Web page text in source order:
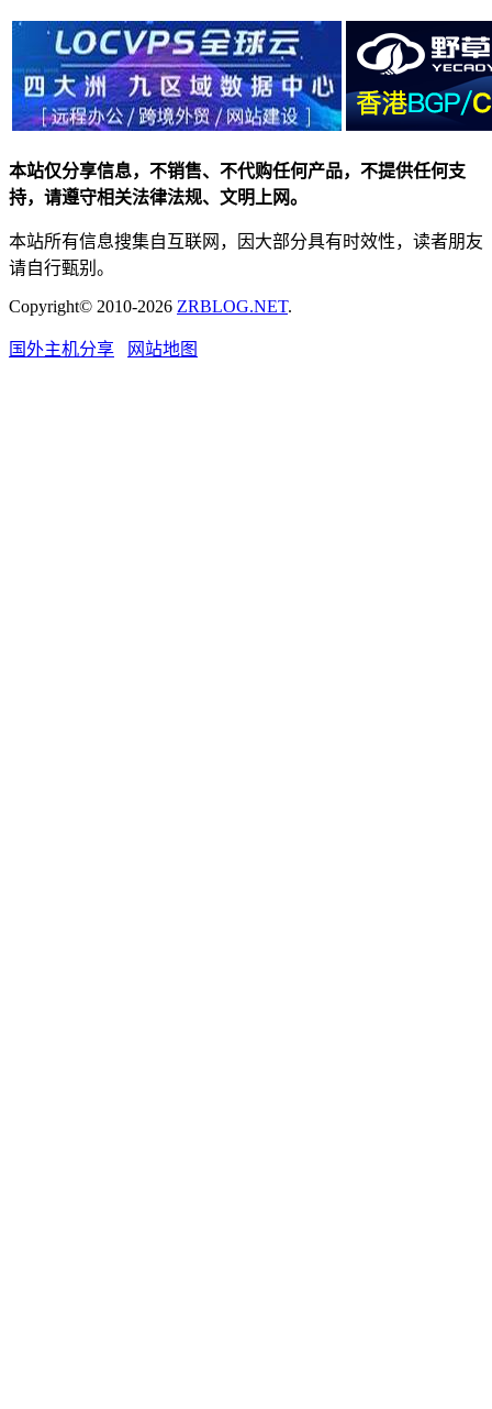
本站仅分享信息，不销售、不代购任何产品，不提供任何支
持，请遵守相关法律法规、文明上网。
本站所有信息搜集自互联网，因大部分具有时效性，读者朋友
请自行甄别。
Copyright© 2010-2026 ZRBLOG.NET.
国外主机分享 网站地图